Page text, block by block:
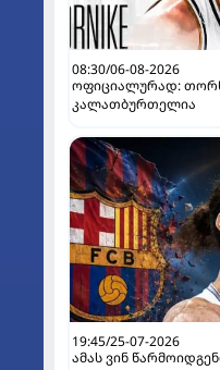
08:30/06-08-2026
ოფიციალურად:
კალათბურთელია
19:45/25-07-2026
ამას ვინ